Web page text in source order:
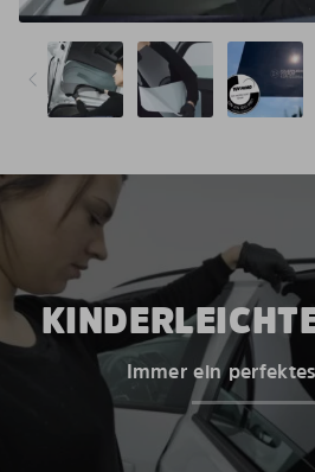
Immer ein